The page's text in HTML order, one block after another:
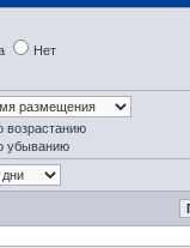
Нет
возрастанию
убыванию